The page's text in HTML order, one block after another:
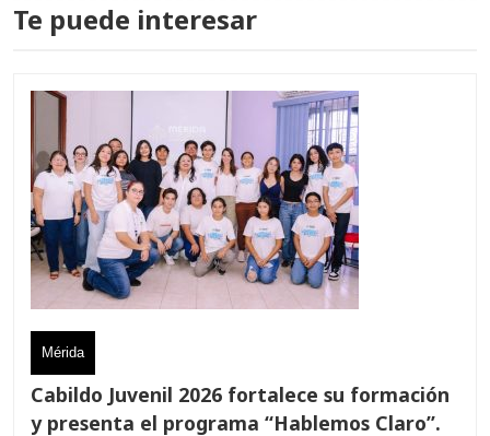
Te puede interesar
Mérida
Cabildo Juvenil 2026 fortalece su formación
y presenta el programa “Hablemos Claro”.